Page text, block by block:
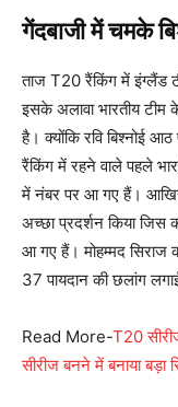
गेंदबाजी में चमके
ताज T20 रैंकिंग में इंग्लैंड
इसके अलावा भारतीय टीम
है। क्योंकि रवि बिश्नोई
रैंकिंग में रहने वाले पहले
में नंबर पर आ गए हैं।
अच्छा प्रदर्शन किया
आ गए हैं। मोहम्मद सिराज
37 पायदान की छलांग
Read More-T20
सीरीज बनने में बनाया बड़ा